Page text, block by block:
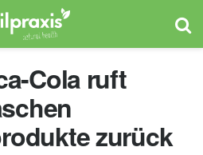
Cola ruft
zurück